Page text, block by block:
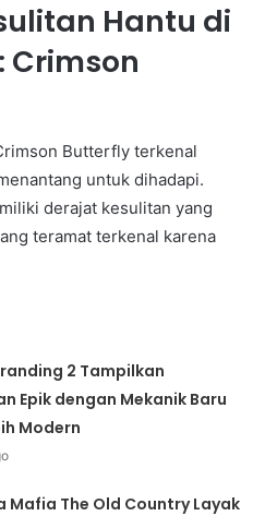
Hantu di
Crimson
Butterfly terkenal
untuk dihadapi.
derajat kesulitan yang
teramat terkenal karena
2 Tampilkan
Epik dengan Mekanik Baru
Modern
Mafia The Old Country Layak